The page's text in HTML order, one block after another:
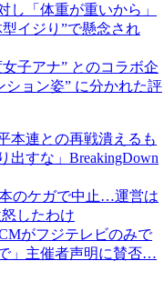
し「体重が重いから」
イジり”で懸念され
子アナ” とのコラボ企
ョン姿” に分かれた評
本連との再戦潰えるも
すな」BreakingDown
のケガで中止…運営は
したわけ
がフジテレビのみで
」主催者声明に賛否…